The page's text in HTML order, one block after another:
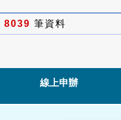
8039 筆資料
線上申辦